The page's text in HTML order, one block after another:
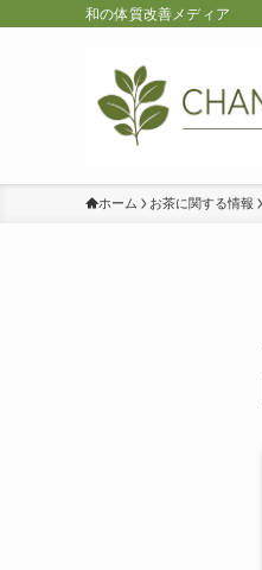
和の体質改善メディア
ホーム お茶に関する情報